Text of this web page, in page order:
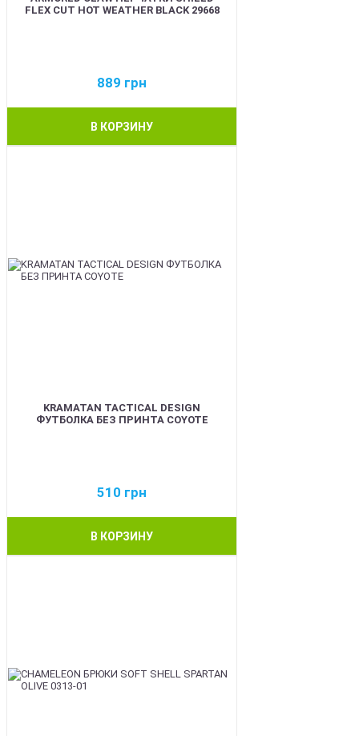
FLEX CUT HOT WEATHER BLACK 29668
889 грн
В КОРЗИНУ
KRAMATAN TACTICAL DESIGN
ФУТБОЛКА БЕЗ ПРИНТА COYOTE
510 грн
В КОРЗИНУ